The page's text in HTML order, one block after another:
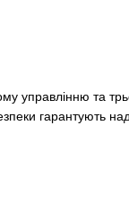
управлінню та
гарантують